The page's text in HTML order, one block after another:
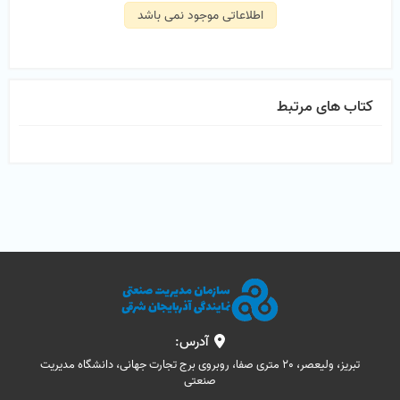
اطلاعاتی موجود نمی باشد
کتاب های مرتبط
آدرس:
تبریز، ولیعصر، 20 متری صفا، روبروی برج تجارت جهانی، دانشگاه مدیریت
صنعتی